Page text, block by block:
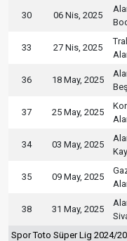
30 06 Nis, 2025
33 27 Nis, 2025
36 18 May, 2025
37 25 May, 2025
34 03 May, 2025
35 09 May, 2025
38 31 May, 2025
Spor Toto Süper Lig 2024/